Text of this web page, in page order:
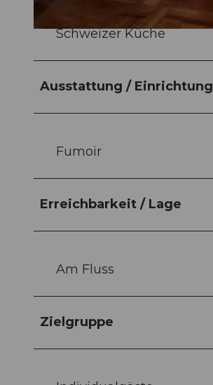
© Luzern Tourismus, Gabriel Ammon / AURA |CC-BY-NC-ND
Schweizer Küche
Ausstattung / Einrichtung
Fumoir
Erreichbarkeit / Lage
Am Fluss
Zielgruppe